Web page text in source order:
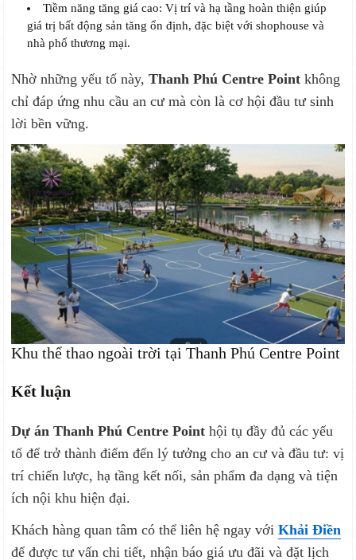
Tiềm năng tăng giá cao: Vị trí và hạ tầng hoàn thiện giúp
giá trị bất động sản tăng ổn định, đặc biệt với shophouse và
nhà phố thương mại.
Nhờ những yếu tố này,Thanh Phú Centre Point không
chỉ đáp ứng nhu cầu an cư mà còn là cơ hội đầu tư sinh
lời bền vững.
Khu thể thao ngoài trời tại Thanh Phú Centre Point
Kết luận
Dự án Thanh Phú Centre Point hội tụ đầy đủ các yếu
tố để trở thành điểm đến lý tưởng cho an cư và đầu tư: vị
trí chiến lược, hạ tầng kết nối, sản phẩm đa dạng và tiện
ích nội khu hiện đại.
Khách hàng quan tâm có thể liên hệ ngay vớiKhải Điền
để được tư vấn chi tiết, nhận báo giá ưu đãi và đặt lịch